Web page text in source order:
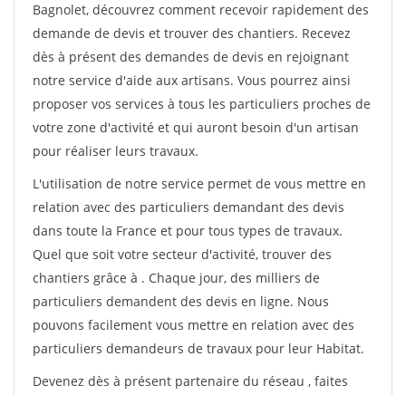
Bagnolet, découvrez comment recevoir rapidement des
demande de devis et trouver des chantiers. Recevez
dès à présent des demandes de devis en rejoignant
notre service d'aide aux artisans. Vous pourrez ainsi
proposer vos services à tous les particuliers proches de
votre zone d'activité et qui auront besoin d'un artisan
pour réaliser leurs travaux.
L'utilisation de notre service permet de vous mettre en
relation avec des particuliers demandant des devis
dans toute la France et pour tous types de travaux.
Quel que soit votre secteur d'activité, trouver des
chantiers grâce à . Chaque jour, des milliers de
particuliers demandent des devis en ligne. Nous
pouvons facilement vous mettre en relation avec des
particuliers demandeurs de travaux pour leur Habitat.
Devenez dès à présent partenaire du réseau , faites